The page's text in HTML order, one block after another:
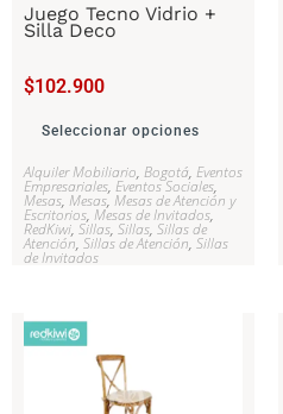
Juego Tecno Vidrio +
Silla Deco
$102.900
Seleccionar opciones
Alquiler Mobiliario, Bogotá, Eventos
Empresariales, Eventos Sociales,
Mesas, Mesas, Mesas de Atención y
Escritorios, Mesas de Invitados,
RedKiwi, Sillas, Sillas, Sillas de
Atención, Sillas de Atención, Sillas
de Invitados